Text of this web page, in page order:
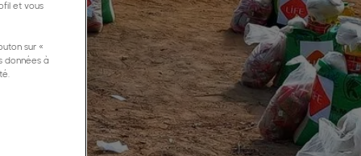
et vous
sur «
données à